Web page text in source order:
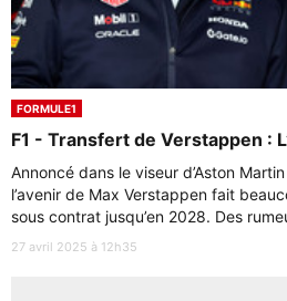
FORMULE1
F1 - Transfert de Verstappen :
Annoncé dans le viseur d’Aston
l’avenir de Max Verstappen fait
sous contrat jusqu’en 2028. Des
27 avril 2025 à 12h35